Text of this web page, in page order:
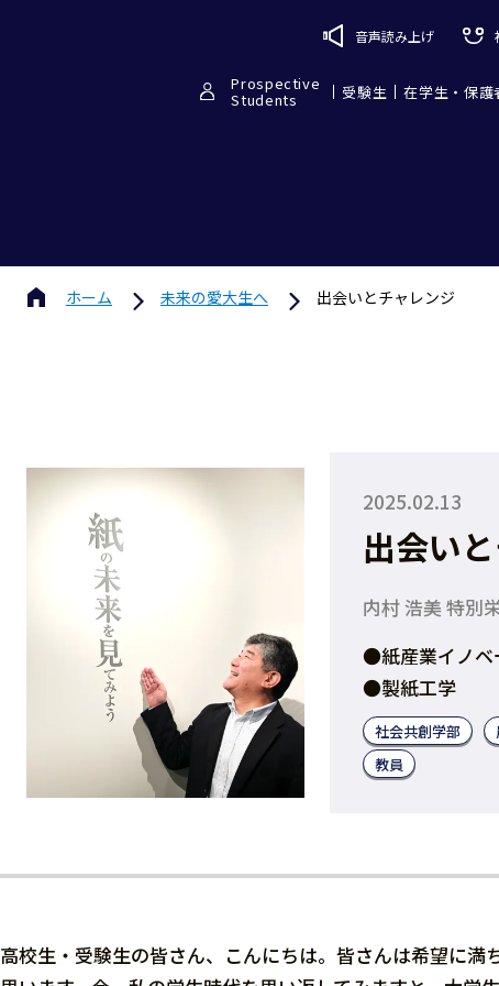
音声読み上げ
Prospective
Students 受験生 在学生・保護
ホーム 未来の愛大生へ 出会いとチャレンジ
2025.02.13
出会い
内村 浩美 特別
●紙産業イノベ
●製紙工学
社会共創学部
教員
高校生・受験生の皆さん、こんにちは。皆さんは希望に